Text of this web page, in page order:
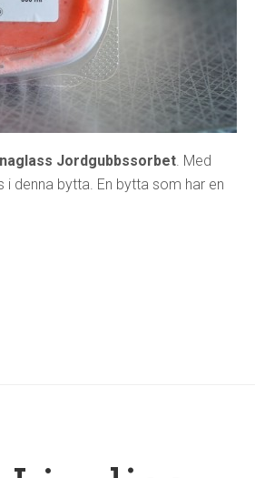
Jordgubbssorbet. Med
denna bytta. En bytta som har en